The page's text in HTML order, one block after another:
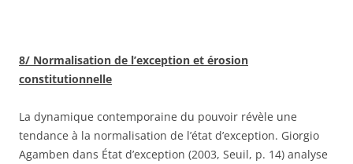
8/ Normalisation de l’exception et érosion
constitutionnelle
La dynamique contemporaine du pouvoir révèle une
tendance à la normalisation de l’état d’exception. Giorgio
Agamben dans État d’exception (2003, Seuil, p. 14) analyse